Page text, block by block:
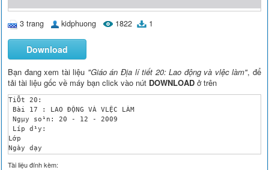
3 trang kidphuong 1822 1
Download
Bạn đang xem tài liệu "Giáo án Địa lí tiết 20: Lao động và vlệc làm", để
tải tài liệu gốc về máy bạn click vào nút DOWNLOAD ở trên
TiÕt 20:
Bài 17 : LAO ĐỘNG VÀ VLỆC LÀM
Ngµy so¹n: 20 - 12 - 2009
Líp d¹y:
Lớp
Ngày dạy
Tổng số
Số hs vắng mặt
Tài liệu đính kèm: